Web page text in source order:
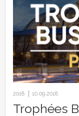
2018 10.09.2018
Trophées